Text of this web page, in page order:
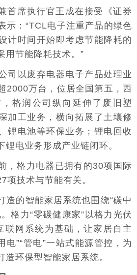
首席执行官王成在接受《证券
示：“TCL电子注重产品的绿色
计时间开始即考虑节能降耗的
用节能降耗技术。”
司以废弃电器电子产品处理业
2000万台，位居全国第五，西
格润公司纵向延伸了废旧塑
加工业务，横向拓展了土壤修
锂电池等环保业务；锂电回收
锂电业务形成产业链闭环。
，格力电器已拥有的30项国际
项技术与节能有关。
造的智能家居系统也围绕“碳中
格力“零碳健康家”以格力光伏
联网系统为基础，让家居自主
电”“管电”一站式能源管控，为
造环保型智能家居系统。